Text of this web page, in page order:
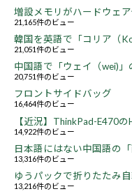
増設メモリがハードウェ
21,165件のビュー
韓国を英語で「コリア（
21,051件のビュー
中国語で「ウェイ（wei)」
20,751件のビュー
フロントサイドバッグ
16,464件のビュー
【近況】ThinkPad-E470
14,922件のビュー
日本語にはない中国語の
13,316件のビュー
ゆうパックで折りたたみ
13,216件のビュー